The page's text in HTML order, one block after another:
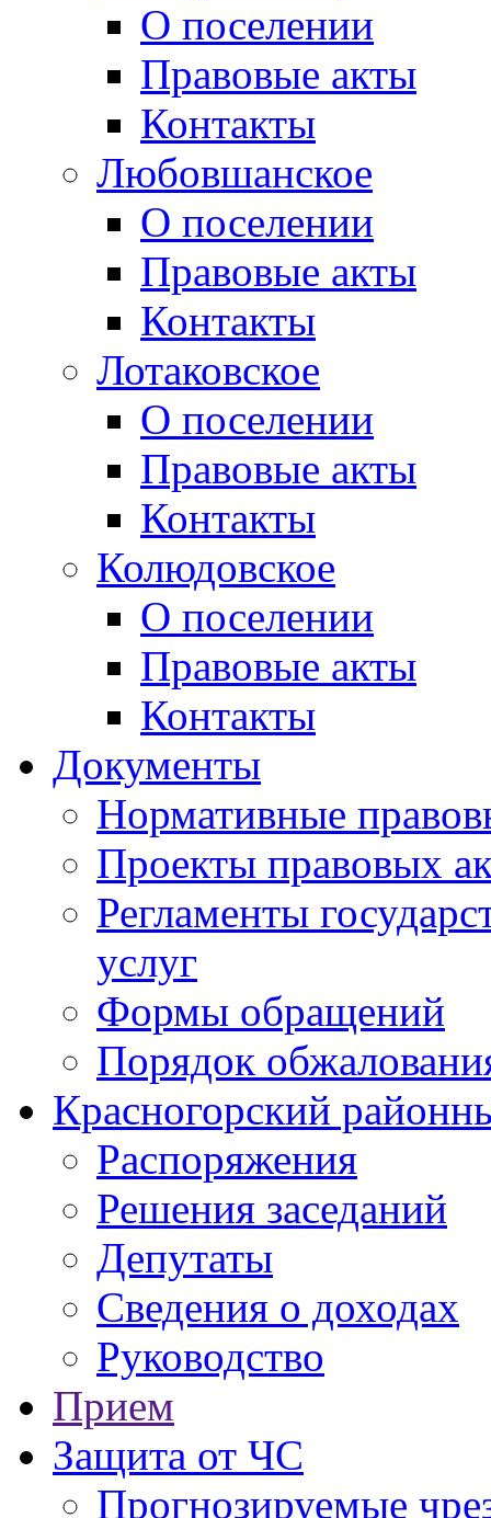
О поселении
Правовые акты
Контакты
Любовшанское
О поселении
Правовые акты
Контакты
Лотаковское
О поселении
Правовые акты
Контакты
Колюдовское
О поселении
Правовые акты
Контакты
Документы
Нормативные
Проекты правовых
Регламенты
услуг
Формы обращений
Порядок
Красногорский
Распоряжения
Решения заседаний
Депутаты
Сведения о доходах
Руководство
Прием
Защита от ЧС
Прогнозируемые